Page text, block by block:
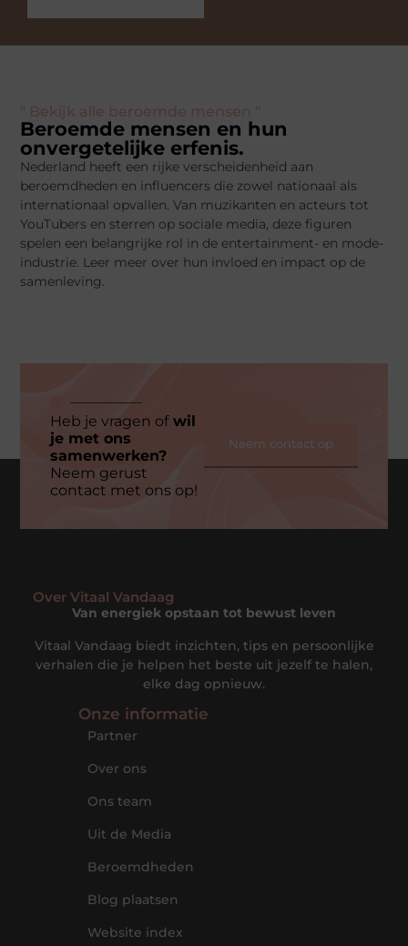
" Bekijk alle beroemde mensen "
Beroemde mensen en hun
onvergetelijke erfenis.
Nederland heeft een rijke verscheidenheid aan
beroemdheden en influencers die zowel nationaal als
internationaal opvallen. Van muzikanten en acteurs tot
YouTubers en sterren op sociale media, deze figuren
spelen een belangrijke rol in de entertainment- en mode-
industrie. Leer meer over hun invloed en impact op de
samenleving.
Heb je vragen ofwil
je met ons
samenwerken?
Neem gerust
contact met ons op!
Neem contact op
Over Vitaal Vandaag
Van energiek opstaan tot bewust leven
Vitaal Vandaag biedt inzichten, tips en persoonlijke
verhalen die je helpen het beste uit jezelf te halen,
elke dag opnieuw.
Onze informatie
Partner
Over ons
Ons team
Uit de Media
Beroemdheden
Blog plaatsen
Website index